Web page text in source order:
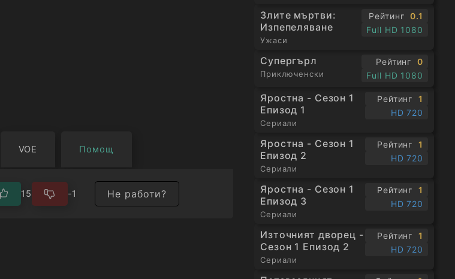
Злите мъртви:
Изпепеляване
Ужаси
Рейтинг
0.1
Full HD 1080
Супергърл
Приключенски
Рейтинг
0
Full HD 1080
Яростна - Сезон 1
Епизод 1
Сериали
Рейтинг
1
HD 720
Яростна - Сезон 1
Епизод 2
Сериали
Рейтинг
1
HD 720
Яростна - Сезон 1
Епизод 3
Сериали
Рейтинг
1
HD 720
Източният дворец -
Сезон 1 Епизод 2
Сериали
Рейтинг
1
HD 720
VOE Помощ
15 -1 Не работи?